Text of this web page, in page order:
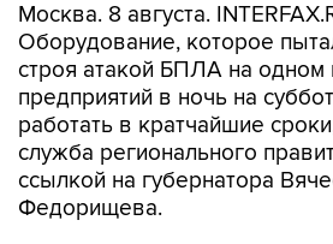
Москва. 8 августа.
Оборудование, которое
строя атакой БПЛА на одном
предприятий в ночь на
работать в кратчайшие
служба регионального
ссылкой на губернатора
Федорищева.